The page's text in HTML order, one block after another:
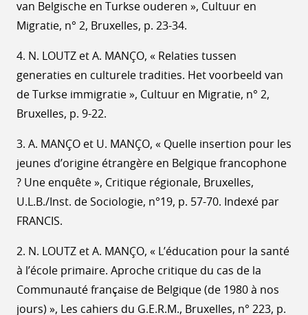
van Belgische en Turkse ouderen », Cultuur en
Migratie, n° 2, Bruxelles, p. 23-34.
4. N. LOUTZ et A. MANÇO, « Relaties tussen
generaties en culturele tradities. Het voorbeeld van
de Turkse immigratie », Cultuur en Migratie, n° 2,
Bruxelles, p. 9-22.
3. A. MANÇO et U. MANÇO, « Quelle insertion pour les
jeunes d’origine étrangère en Belgique francophone
? Une enquête », Critique régionale, Bruxelles,
U.L.B./Inst. de Sociologie, n°19, p. 57-70. Indexé par
FRANCIS.
2. N. LOUTZ et A. MANÇO, « L’éducation pour la santé
à l’école primaire. Aproche critique du cas de la
Communauté française de Belgique (de 1980 à nos
jours) », Les cahiers du G.E.R.M., Bruxelles, n° 223, p.